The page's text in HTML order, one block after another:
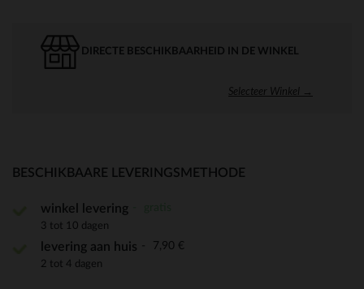
DIRECTE BESCHIKBAARHEID IN DE WINKEL
Selecteer Winkel →
BESCHIKBAARE LEVERINGSMETHODE
winkel levering
3 tot 10 dagen
levering aan huis 7,90 €
2 tot 4 dagen